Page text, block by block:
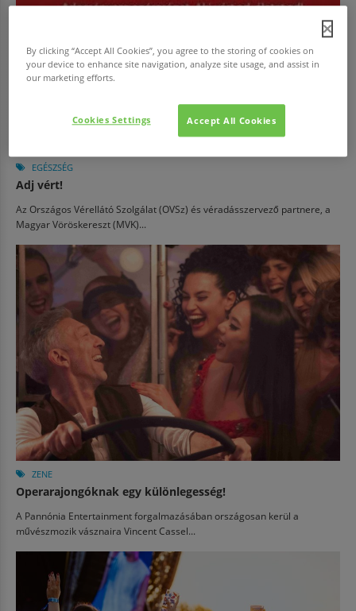
EGÉSZSÉG
Adj vért!
Az Országos Vérellátó Szolgálat (OVSz) és véradásszervező partnere, a
Magyar Vöröskereszt (MVK)...
ZENE
Operarajongóknak egy különlegesség!
A Pannónia Entertainment forgalmazásában országosan kerül a
művészmozik vásznaira Vincent Cassel...
By clicking “Accept All Cookies”, you agree to the storing of cookies on
your device to enhance site navigation, analyze site usage, and assist in
our marketing efforts.
Accept All Cookies
Cookies Settings